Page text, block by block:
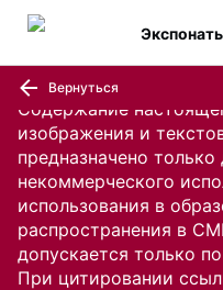
Содержание
изображения и
предназначено только
некоммерческого
использования в
распространения в
допускается только
При цитировании
Вернуться